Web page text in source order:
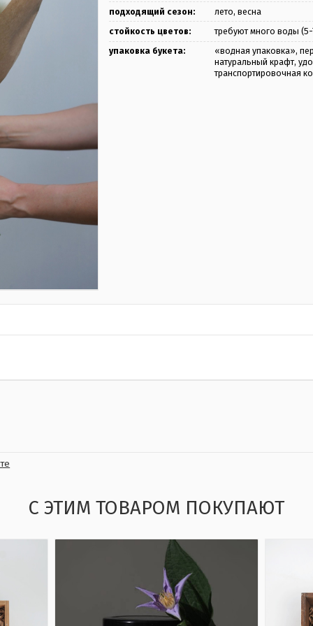
подходящий сезон:
лето, весна
стойкость цветов:
требуют много воды (5-
упаковка букета:
«водная упаковка»,
натуральный крафт,
транспортировочная
С ЭТИМ ТОВАРОМ ПОКУПАЮТ